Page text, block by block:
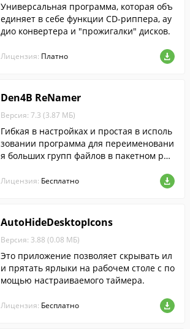
Универсальная программа, которая объ
единяет в себе функции CD-риппера, ау
дио конвертера и "прожигалки" дисков.
Лицензия: Платно
Den4B ReNamer
Версия: 7.3 (3.87 МБ)
Гибкая в настройках и простая в исполь
зовании программа для переименовани
я больших групп файлов в пакетном реж
Лицензия: Бесплатно
AutoHideDesktopIcons
Версия: 3.88 (0.08 МБ)
Это приложение позволяет скрывать ил
и прятать ярлыки на рабочем столе с по
мощью настраиваемого таймера.
Лицензия: Бесплатно